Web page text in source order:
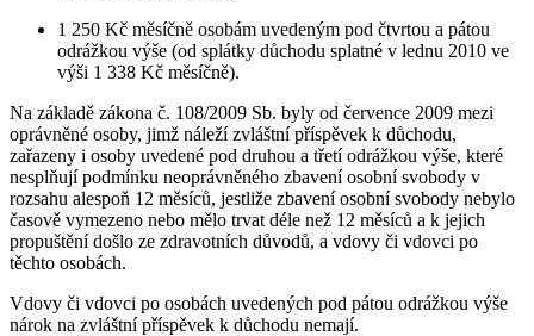
1 250 Kč měsíčně osobám uvedeným pod čtvrtou a pátou
odrážkou výše (od splátky důchodu splatné v lednu 2010 ve
výši 1 338 Kč měsíčně).
Na základě zákona č. 108/2009 Sb. byly od července 2009 mezi
oprávněné osoby, jimž náleží zvláštní příspěvek k důchodu,
zařazeny i osoby uvedené pod druhou a třetí odrážkou výše, které
nesplňují podmínku neoprávněného zbavení osobní svobody v
rozsahu alespoň 12 měsíců, jestliže zbavení osobní svobody nebylo
časově vymezeno nebo mělo trvat déle než 12 měsíců a k jejich
propuštění došlo ze zdravotních důvodů, a vdovy či vdovci po
těchto osobách.
Vdovy či vdovci po osobách uvedených pod pátou odrážkou výše
nárok na zvláštní příspěvek k důchodu nemají.